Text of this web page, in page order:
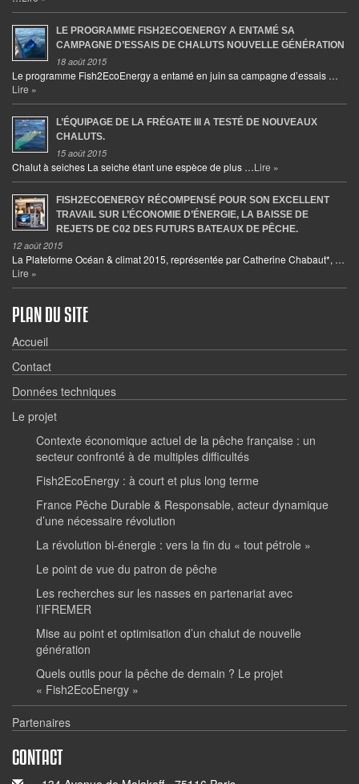
LE PROGRAMME FISH2ECOENERGY A ENTAMÉ SA
CAMPAGNE D’ESSAIS DE CHALUTS NOUVELLE GÉNÉRATION
18 août 2015
Le programme Fish2EcoEnergy a entamé en juin sa campagne d’essais …
Lire »
L’ÉQUIPAGE DE LA FRÉGATE III A TESTÉ DE NOUVEAUX
CHALUTS.
15 août 2015
Chalut à seiches La seiche étant une espèce de plus …Lire »
FISH2ECOENERGY RÉCOMPENSÉ POUR SON EXCELLENT
TRAVAIL SUR L’ÉCONOMIE D’ÉNERGIE, LA BAISSE DE
REJETS DE C02 DES FUTURS BATEAUX DE PÊCHE.
12 août 2015
La Plateforme Océan & climat 2015, représentée par Catherine Chabaut*, …
Lire »
PLAN DU SITE
Accueil
Contact
Données techniques
Le projet
Contexte économique actuel de la pêche française : un
secteur confronté à de multiples difficultés
Fish2EcoEnergy : à court et plus long terme
France Pêche Durable & Responsable, acteur dynamique
d’une nécessaire révolution
La révolution bi-énergie : vers la fin du « tout pétrole »
Le point de vue du patron de pêche
Les recherches sur les nasses en partenariat avec
l’IFREMER
Mise au point et optimisation d’un chalut de nouvelle
génération
Quels outils pour la pêche de demain ? Le projet
« Fish2EcoEnergy »
Partenaires
CONTACT